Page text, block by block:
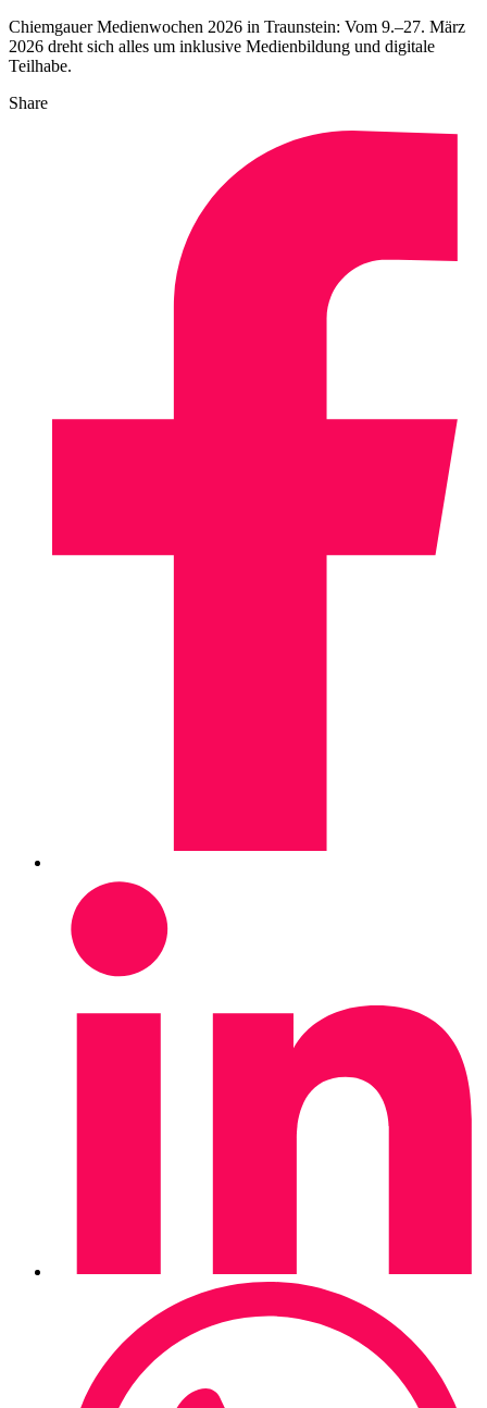
Chiemgauer Medienwochen 2026 in Traunstein: Vom 9.–27. März
2026 dreht sich alles um inklusive Medienbildung und digitale
Teilhabe.
Share